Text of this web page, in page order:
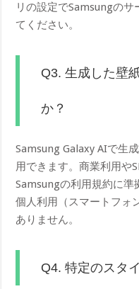
リの設定でSamsungの
てください。
Q3. 生成した壁
か？
Samsung Galaxy AIで生
用できます。商業利用や
Samsungの利用規約に準
個人利用（スマートフォ
ありません。
Q4. 特定のスタ